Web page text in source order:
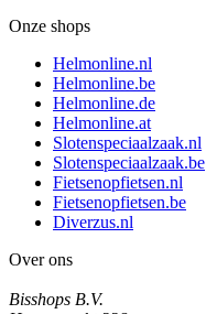
Onze shops
Helmonline.nl
Helmonline.be
Helmonline.de
Helmonline.at
Slotenspeciaalzaak.nl
Slotenspeciaalzaak.be
Fietsenopfietsen.nl
Fietsenopfietsen.be
Diverzus.nl
Over ons
Bisshops B.V.